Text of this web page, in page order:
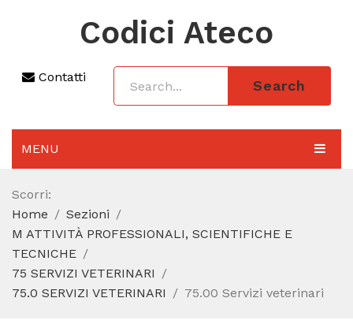
Codici Ateco
Contatti
Search
MENU
AGGIORNAMENTO 2025
SEZIONI
CODICE ATECO A COSA SERVE
Scorri:
Home
Sezioni
M ATTIVITÀ PROFESSIONALI, SCIENTIFICHE E
TECNICHE
75 SERVIZI VETERINARI
75.0 SERVIZI VETERINARI
75.00 Servizi veterinari